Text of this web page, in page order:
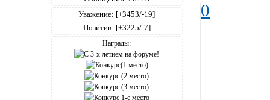
Уважение: [+3453/-19]
Позитив: [+3225/-7]
Награды:
0